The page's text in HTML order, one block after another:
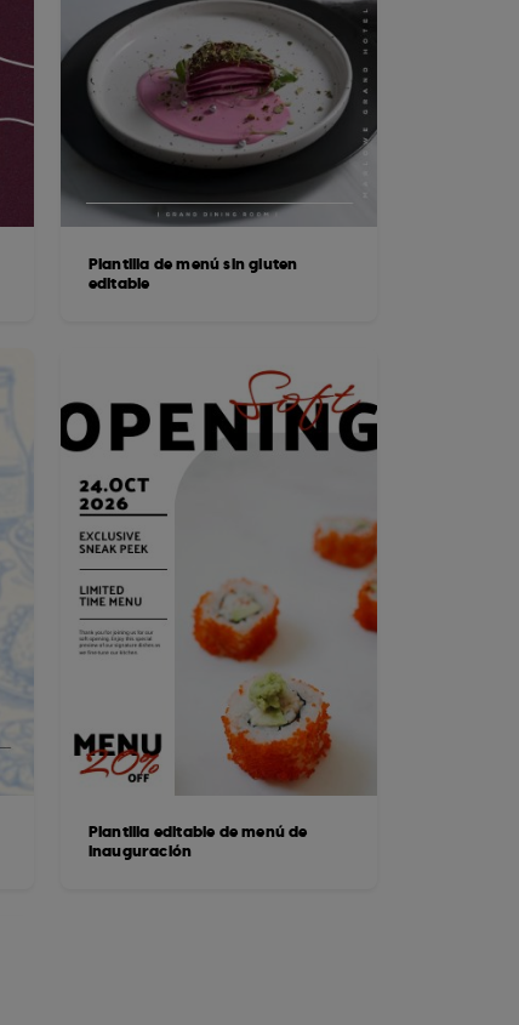
Plantilla de menú sin gluten
editable
Plantilla editable de menú de
inauguración